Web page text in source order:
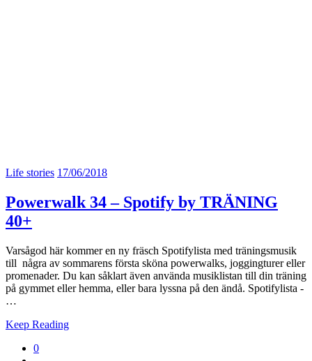
Life stories 17/06/2018
Powerwalk 34 – Spotify by TRÄNING
40+
Varsågod här kommer en ny fräsch Spotifylista med träningsmusik
till några av sommarens första sköna powerwalks, joggingturer eller
promenader. Du kan såklart även använda musiklistan till din träning
på gymmet eller hemma, eller bara lyssna på den ändå. Spotifylista -
…
Keep Reading
0